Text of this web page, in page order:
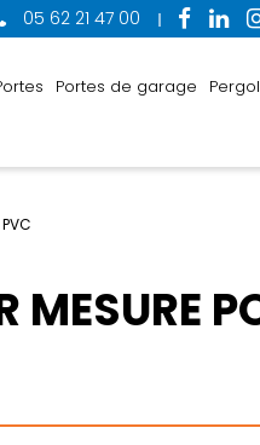
05 62 21 47 00
Portes de garage
MESURE